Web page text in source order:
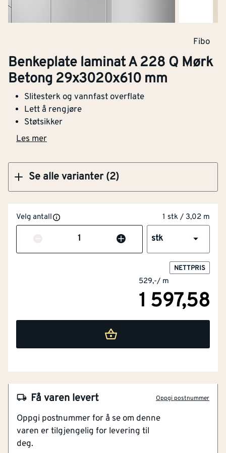
Fibo
Benkeplate laminat A 228 Q Mørk
Betong 29x3020x610 mm
Slitesterk og vannfast overflate
Lett å rengjøre
Støtsikker
Les mer
Se alle varianter (2)
Klikk og hent
Benkeplate laminat A 810 P Risør
29x3020x610 mm
Klikk og hent
Velg antall 1 stk / 3,02 m
Antall stk
NETTPRIS
529,-/ m
1 597,58
Få varen levert Oppgi postnummer
Oppgi postnummer for å se om denne
varen er tilgjengelig for levering til
deg.
Artikkelnummer
Lett å rengjøre
Støtsikker
Kjemikaliebestandig